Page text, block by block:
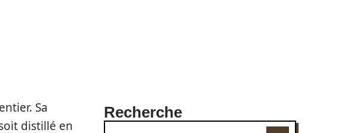
Sa
distillé en
Recherche